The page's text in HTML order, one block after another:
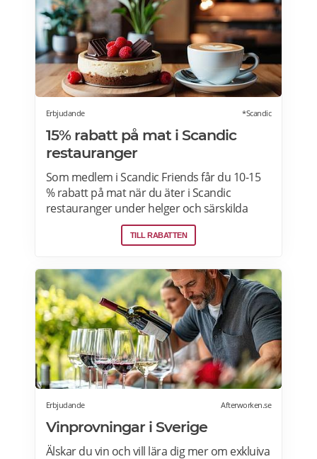
Erbjudande *Scandic
15% rabatt på mat i Scandic
restauranger
Som medlem i Scandic Friends får du 10-15
% rabatt på mat när du äter i Scandic
restauranger under helger och särskilda
helgdagar (vardagar). Rabatten gäller även i
hotellshoppen. Rabatt på mat gäller från
bara kommer förbi. Rabatten gäller på mat
men inte dryck. Du får ta med dig 5 vänner
(totalt 6 personer). Rabatten kan inte
kombineras med andra middagspaket och
erbjudanden, exempelvis vid julbord,
nyårspaket eller after work. Undantag gäller
för alla Scandic Go-hotell och Grand Hotel
Oslo by Scandic. Läs mer>>>
TILL RABATTEN
Erbjudande Afterworken.se
Vinprovningar i Sverige
Älskar du vin och vill lära dig mer om exkluiva